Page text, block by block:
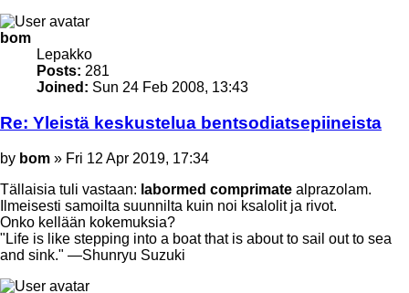
bom
Lepakko
Posts: 281
Joined: Sun 24 Feb 2008, 13:43
Re: Yleistä keskustelua bentsodiatsepiineista
Post
by bom » Fri 12 Apr 2019, 17:34
Tällaisia tuli vastaan: labormed comprimate alprazolam.
Ilmeisesti samoilta suunnilta kuin noi ksalolit ja rivot.
Onko kellään kokemuksia?
"Life is like stepping into a boat that is about to sail out to sea
and sink." —Shunryu Suzuki